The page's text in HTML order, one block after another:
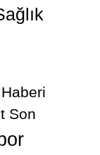
Son